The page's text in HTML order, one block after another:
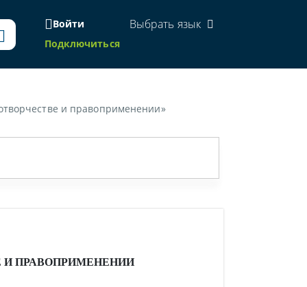
Войти
Подключиться
Выбрать язык
и правоприменении»
ПРАВОПРИМЕНЕНИИ